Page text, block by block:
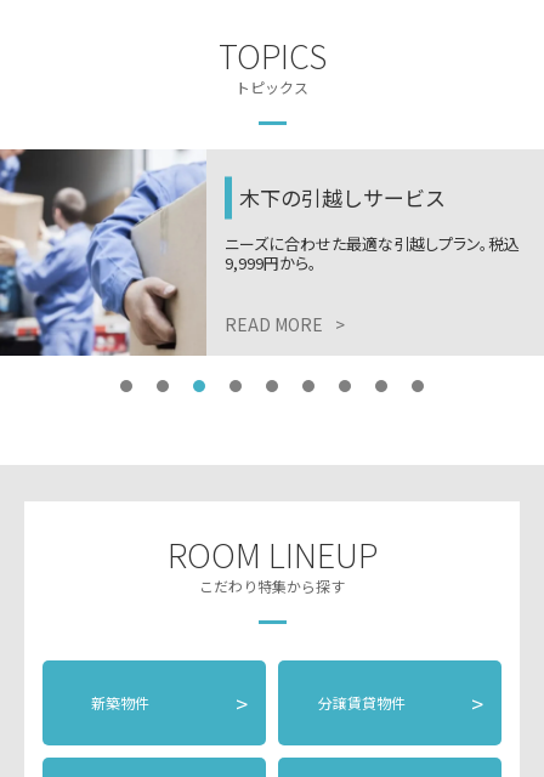
TOPICS
トピックス
木下の引越しサービス
ニーズに合わせた最適な引越しプラン。税込
9,999円から。
READ MORE >
ROOM LINEUP
こだわり特集から探す
新築物件 > 分譲賃貸物件 >